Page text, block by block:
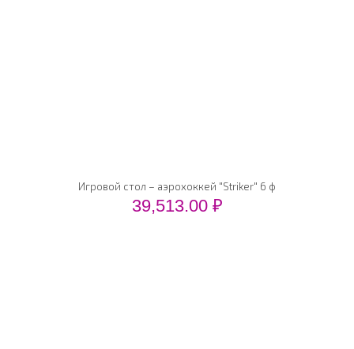
Игровой стол – аэрохоккей "Striker" 6 ф
39,513.00 ₽